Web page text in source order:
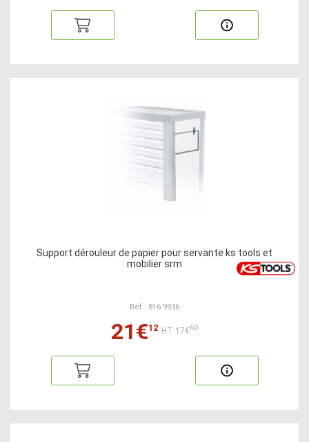
Support dérouleur de papier pour servante ks tools et
mobilier srm
Ref : 816.9936
21€12 HT:17€60